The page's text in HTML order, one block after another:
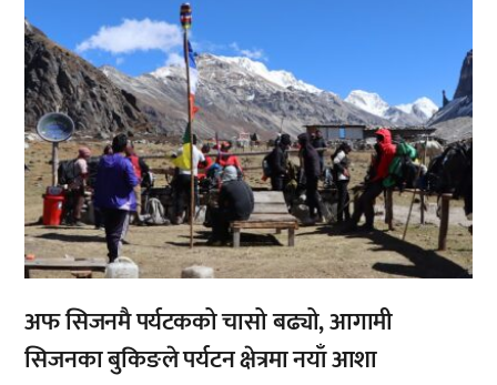
अफ सिजनमै पर्यटकको चासो बढ्यो, आगामी
सिजनका बुकिङले पर्यटन क्षेत्रमा नयाँ आशा